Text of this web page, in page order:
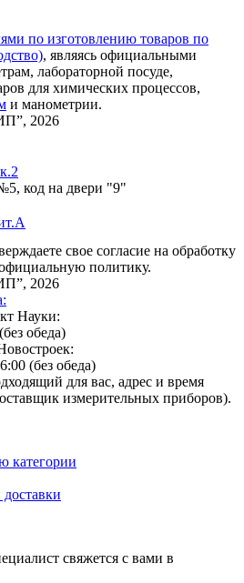
по изготовлению товаров по
, являясь официальными
лабораторной посуде,
для химических процессов,
и манометрии.
2026
код на двери "9"
свое согласие на обработку
политику.
2026
Науки:
обеда)
(без обеда)
для вас, адрес и время
измерительных приборов).
категории
свяжется с вами в